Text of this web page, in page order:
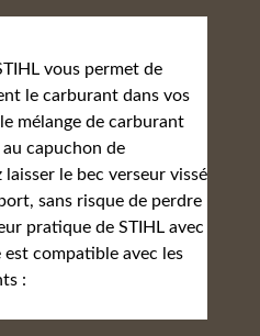
vous permet de
le carburant dans vos
mélange de carburant
capuchon de
le bec verseur vissé
sans risque de perdre
pratique de STIHL avec
compatible avec les
: